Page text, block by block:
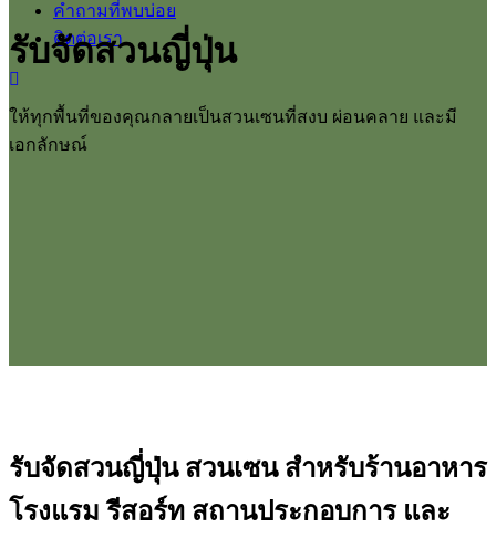
คำถามที่พบบ่อย
ติดต่อเรา
รับจัดสวนญี่ปุ่น
ให้ทุกพื้นที่ของคุณกลายเป็นสวนเซนที่สงบ ผ่อนคลาย และมี
เอกลักษณ์
รับจัดสวนญี่ปุ่น สวนเซน สำหรับร้านอาหาร
โรงแรม รีสอร์ท สถานประกอบการ และ